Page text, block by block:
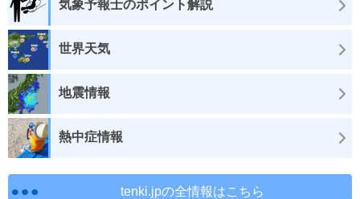
気象予報士のポイント解説
世界天気
地震情報
熱中症情報
tenki.jpの全情報はこちら